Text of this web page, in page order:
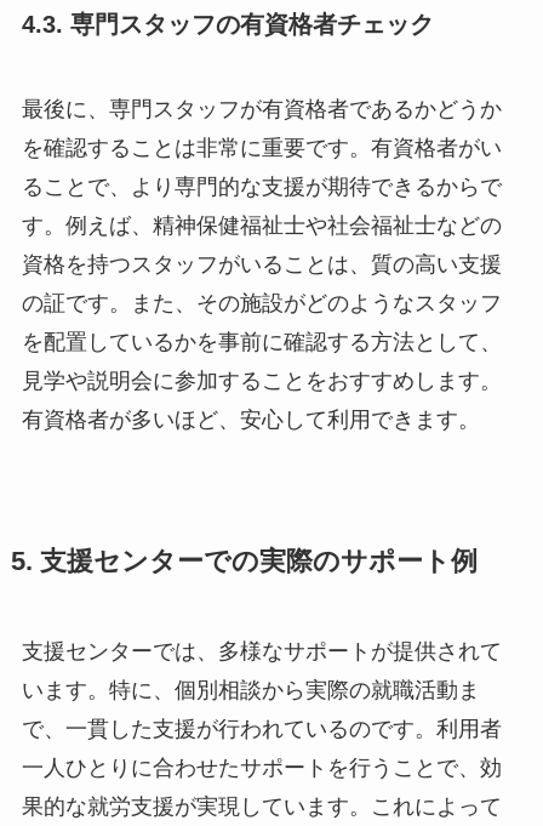
4.3. 専門スタッフの有資格者チェック
最後に、専門スタッフが有資格者であるかどうか
を確認することは非常に重要です。有資格者がい
ることで、より専門的な支援が期待できるからで
す。例えば、精神保健福祉士や社会福祉士などの
資格を持つスタッフがいることは、質の高い支援
の証です。また、その施設がどのようなスタッフ
を配置しているかを事前に確認する方法として、
見学や説明会に参加することをおすすめします。
有資格者が多いほど、安心して利用できます。
5. 支援センターでの実際のサポート例
支援センターでは、多様なサポートが提供されて
います。特に、個別相談から実際の就職活動ま
で、一貫した支援が行われているのです。利用者
一人ひとりに合わせたサポートを行うことで、効
果的な就労支援が実現しています。これによって